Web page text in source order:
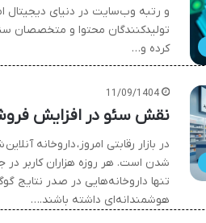
و رتبه وب‌سایت در دنیای دیجیتال
تولیدکنندگان محتوا و متخصصان
کرده و…
11/09/1404
نقش سئو در افزایش فروش
در بازار رقابتی امروز، داروخانه
شدن است. هر روزه هزاران کاربر
تنها داروخانه‌هایی در صدر نتایج
هوشمندانه‌ای داشته باشند.…